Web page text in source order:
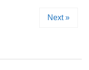
Next »